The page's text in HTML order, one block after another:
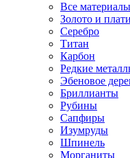
Все материалы
Золото и
Серебро
Титан
Карбон
Редкие
Эбеновое
Бриллианты
Рубины
Сапфиры
Изумруды
Шпинель
Морганиты